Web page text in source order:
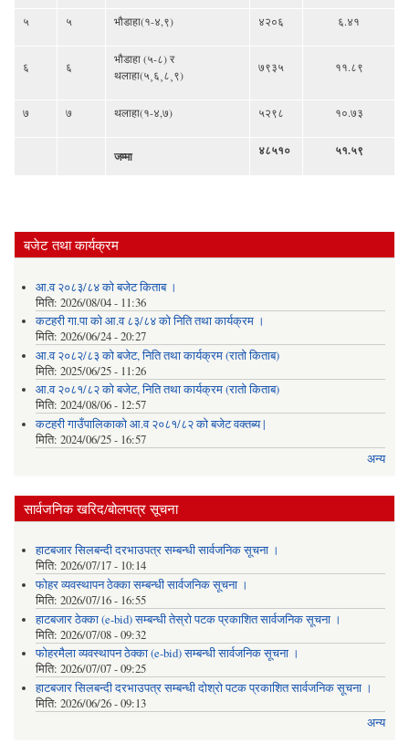
५ ५ भौडाहा(१-४,९) ४२०६ ६.४१
६ ६
भौडाहा (५-८) र
थलाहा(५¸६¸८¸९)
७९३५ ११.८९
७ ७ थलाहा(१-४,७) ५२९८ १०.७३
जम्मा ४८५१० ५१.५९
बजेट तथा कार्यक्रम
आ.व २०८३/८४ को बजेट किताब ।
मिति: 2026/08/04 - 11:36
कटहरी गा.पा को आ.व ८३/८४ को निति तथा कार्यक्रम ।
मिति: 2026/06/24 - 20:27
आ.व २०८२/८३ को बजेट, निति तथा कार्यक्रम (रातो किताब)
मिति: 2025/06/25 - 11:26
आ.व २०८१/८२ को बजेट, निति तथा कार्यक्रम (रातो किताब)
मिति: 2024/08/06 - 12:57
कटहरी गाउँपालिकाको आ.व २०८१/८२ को बजेट वक्तब्य |
मिति: 2024/06/25 - 16:57
अन्य
सार्वजनिक खरिद/बोलपत्र सूचना
हाटबजार सिलबन्दी दरभाउपत्र सम्बन्धी सार्वजनिक सूचना ।
मिति: 2026/07/17 - 10:14
फोहर व्यवस्थापन ठेक्का सम्बन्धी सार्वजनिक सूचना ।
मिति: 2026/07/16 - 16:55
हाटबजार ठेक्का (e-bid) सम्बन्धी तेस्रो पटक प्रकाशित सार्वजनिक सूचना ।
मिति: 2026/07/08 - 09:32
फोहरमैला व्यवस्थापन ठेक्का (e-bid) सम्बन्धी सार्वजनिक सूचना ।
मिति: 2026/07/07 - 09:25
हाटबजार सिलबन्दी दरभाउपत्र सम्बन्धी दोश्रो पटक प्रकाशित सार्वजनिक सूचना ।
मिति: 2026/06/26 - 09:13
अन्य